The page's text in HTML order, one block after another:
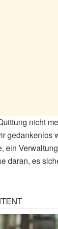
nicht
gedankenlos
ein
daran, es